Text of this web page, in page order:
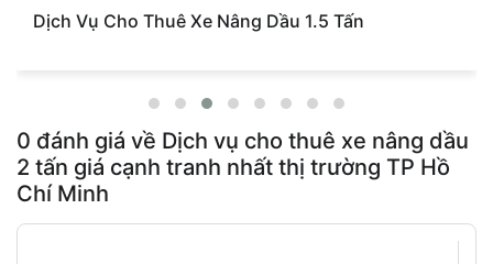
Bảng Giá Dịch Vụ Cho Thuê Xe Nâng Dầu
0 đánh giá về Dịch vụ cho thuê xe nâng dầu
2 tấn giá cạnh tranh nhất thị trường TP Hồ
Chí Minh